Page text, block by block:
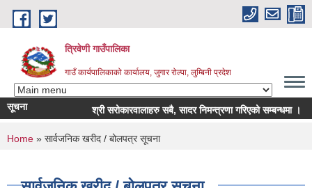
Skip to main content
त्रिवेणी गाउँपालिका
गाउँ कार्यपालिकाको कार्यालय, जुगार रोल्पा, लुम्बिनी प्रदेश
सूचना श्री सरोकारवालाहरु सबै, सादर निमन्त्रणा गरिएको सम्बन्धमा ।
You are here
Home » सार्वजनिक खरीद / बोलपत्र सूचना